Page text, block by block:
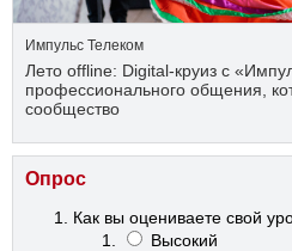
Импульс Телеком
Лето offline: Digital-круиз с
профессионального общения,
сообщество
Опрос
Как вы оцениваете свой
Высокий